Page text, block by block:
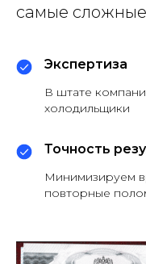
самые
Экспертиза
В штате
холодильщики
Точность
Минимизируем
повторные